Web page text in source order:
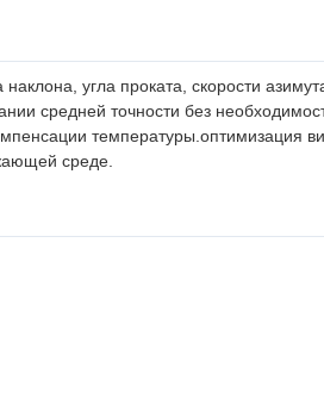
угла проката, скорости
средней точности без
температуры.оптимизация
среде.